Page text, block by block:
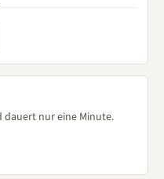
dauert nur eine Minute.